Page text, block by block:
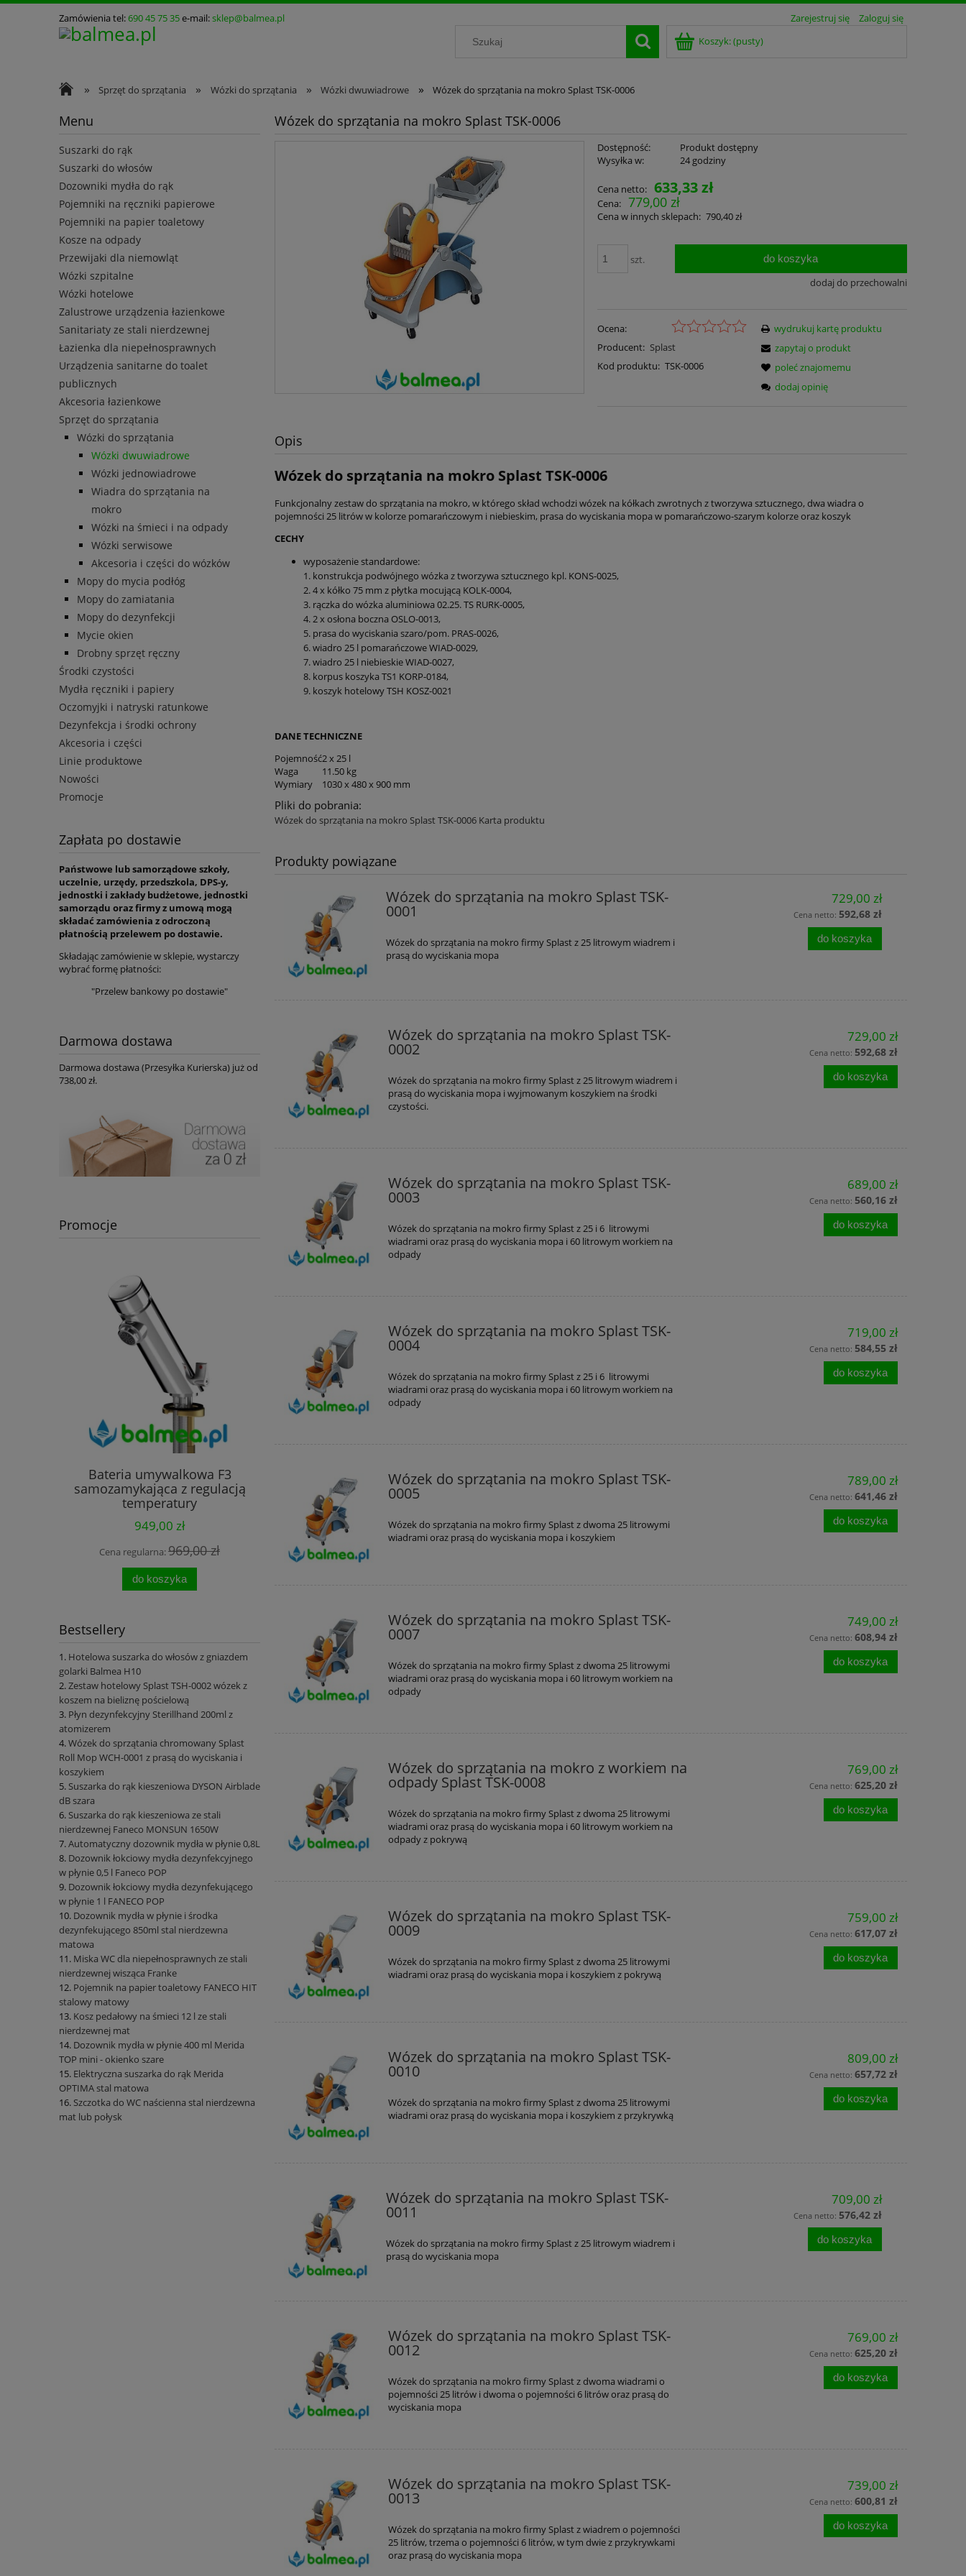
Zarejestruj się Zaloguj się
Zamówienia tel:690 45 75 35e-mail:sklep@balmea.pl
Koszyk:(pusty)
» Sprzęt do sprzątania » Wózki do sprzątania » Wózki dwuwiadrowe » Wózek do sprzątania na mokro Splast TSK-0006
Menu
Suszarki do rąk
Suszarki do włosów
Dozowniki mydła do rąk
Pojemniki na ręczniki papierowe
Pojemniki na papier toaletowy
Kosze na odpady
Przewijaki dla niemowląt
Wózki szpitalne
Wózki hotelowe
Zalustrowe urządzenia łazienkowe
Sanitariaty ze stali nierdzewnej
Łazienka dla niepełnosprawnych
Urządzenia sanitarne do toalet
publicznych
Akcesoria łazienkowe
Sprzęt do sprzątania
Wózki do sprzątania
Wózki dwuwiadrowe
Wózki jednowiadrowe
Wiadra do sprzątania na
mokro
Wózki na śmieci i na odpady
Wózki serwisowe
Akcesoria i części do wózków
Mopy do mycia podłóg
Mopy do zamiatania
Mopy do dezynfekcji
Mycie okien
Drobny sprzęt ręczny
Środki czystości
Mydła ręczniki i papiery
Oczomyjki i natryski ratunkowe
Dezynfekcja i środki ochrony
Akcesoria i części
Linie produktowe
Nowości
Promocje
Zapłata po dostawie
Państwowe lub samorządowe szkoły,
uczelnie, urzędy, przedszkola, DPS-y,
jednostki i zakłady budżetowe, jednostki
samorządu oraz firmy z umową mogą
składać zamówienia z odroczoną
płatnością przelewem po dostawie.
Składając zamówienie w sklepie, wystarczy
wybrać formę płatności:
"Przelew bankowy po dostawie"
Darmowa dostawa
Darmowa dostawa (Przesyłka Kurierska) już od
738,00 zł.
Promocje
Bateria umywalkowa F3
samozamykająca z regulacją
temperatury
949,00 zł
Cena regularna:969,00 zł
do koszyka
Kosz łazienkowy otwarty ze stali
nierdzewnej InoxOne matowy
790,00 zł
Cena regularna:
Elektroniczny dozownik mydła w
płynie 800 ml RODAN ze stali
1 060,00 zł
Kołnierz blatowy do kosza na
odpady InoxOne stal nierdzewna
Dozownik
Bestsellery
Hotelowa suszarka do włosów z gniazdem
golarki Balmea H10
Zestaw hotelowy Splast TSH-0002 wózek z
koszem na bieliznę pościelową
Płyn dezynfekcyjny Sterillhand 200ml z
atomizerem
Wózek do sprzątania chromowany Splast
Roll Mop WCH-0001 z prasą do wyciskania i
koszykiem
Suszarka do rąk kieszeniowa DYSON Airblade
dB szara
Suszarka do rąk kieszeniowa ze stali
nierdzewnej Faneco MONSUN 1650W
Automatyczny dozownik mydła w płynie 0,8L
Dozownik łokciowy mydła dezynfekcyjnego
w płynie 0,5 l Faneco POP
Dozownik łokciowy mydła dezynfekującego
w płynie 1 l FANECO POP
Dozownik mydła w płynie i środka
dezynfekującego 850ml stal nierdzewna
matowa
Miska WC dla niepełnosprawnych ze stali
nierdzewnej wisząca Franke
Pojemnik na papier toaletowy FANECO HIT
stalowy matowy
Kosz pedałowy na śmieci 12 l ze stali
nierdzewnej mat
Dozownik mydła w płynie 400 ml Merida
TOP mini - okienko szare
Elektryczna suszarka do rąk Merida
OPTIMA stal matowa
Szczotka do WC naścienna stal nierdzewna
mat lub połysk
Wózek do sprzątania na mokro Splast TSK-0006
Dostępność:
Produkt dostępny
Wysyłka w:
24 godziny
Cena netto: 633,33 zł
Cena: 779,00 zł
Cena w innych sklepach: 790,40 zł
szt. do koszyka
dodaj do przechowalni
Ocena:
Producent: Splast
Kod produktu: TSK-0006
wydrukuj kartę produktu
zapytaj o produkt
poleć znajomemu
dodaj opinię
Opis
Wózek do sprzątania na mokro Splast TSK-0006
Funkcjonalny zestaw do sprzątania na mokro, w którego skład wchodzi wózek na kółkach zwrotnych z tworzywa sztucznego, dwa wiadra o
pojemności 25 litrów w kolorze pomarańczowym i niebieskim, prasa do wyciskania mopa w pomarańczowo-szarym kolorze oraz koszyk
CECHY
wyposażenie standardowe:
1. konstrukcja podwójnego wózka z tworzywa sztucznego kpl. KONS-0025,
2. 4 x kółko 75 mm z płytka mocującą KOLK-0004,
3. rączka do wózka aluminiowa 02.25. TS RURK-0005,
4. 2 x osłona boczna OSLO-0013,
5. prasa do wyciskania szaro/pom. PRAS-0026,
6. wiadro 25 l pomarańczowe WIAD-0029,
7. wiadro 25 l niebieskie WIAD-0027,
8. korpus koszyka TS1 KORP-0184,
9. koszyk hotelowy TSH KOSZ-0021
DANE TECHNICZNE
Pojemność2 x 25 l
Waga
11.50 kg
Wymiary
1030 x 480 x 900 mm
Pliki do pobrania:
Wózek do sprzątania na mokro Splast TSK-0006 Karta produktu
Produkty powiązane
Wózek do sprzątania na mokro Splast TSK-
0001
Wózek do sprzątania na mokro firmy Splast z 25 litrowym wiadrem i
prasą do wyciskania mopa
729,00 zł
Cena netto: 592,68 zł
do koszyka
Wózek do sprzątania na mokro Splast TSK-
0002
Wózek do sprzątania na mokro firmy Splast z 25 litrowym wiadrem i
prasą do wyciskania mopa i wyjmowanym koszykiem na środki
czystości.
729,00 zł
Cena netto: 592,68 zł
do koszyka
Wózek do sprzątania na mokro Splast TSK-
0003
Wózek do sprzątania na mokro firmy Splast z 25 i 6 litrowymi
wiadrami oraz prasą do wyciskania mopa i 60 litrowym workiem na
odpady
689,00 zł
Cena netto: 560,16 zł
do koszyka
Wózek do sprzątania na mokro Splast TSK-
0004
Wózek do sprzątania na mokro firmy Splast z 25 i 6 litrowymi
wiadrami oraz prasą do wyciskania mopa i 60 litrowym workiem na
odpady
719,00 zł
Cena netto: 584,55 zł
do koszyka
Wózek do sprzątania na mokro Splast TSK-
0005
Wózek do sprzątania na mokro firmy Splast z dwoma 25 litrowymi
wiadrami oraz prasą do wyciskania mopa i koszykiem
789,00 zł
Cena netto: 641,46 zł
do koszyka
Wózek do sprzątania na mokro Splast TSK-
0007
Wózek do sprzątania na mokro firmy Splast z dwoma 25 litrowymi
wiadrami oraz prasą do wyciskania mopa i 60 litrowym workiem na
odpady
749,00 zł
Cena netto: 608,94 zł
do koszyka
Wózek do sprzątania na mokro z workiem na
odpady Splast TSK-0008
Wózek do sprzątania na mokro firmy Splast z dwoma 25 litrowymi
wiadrami oraz prasą do wyciskania mopa i 60 litrowym workiem na
odpady z pokrywą
769,00 zł
Cena netto: 625,20 zł
do koszyka
Wózek do sprzątania na mokro Splast TSK-
0009
Wózek do sprzątania na mokro firmy Splast z dwoma 25 litrowymi
wiadrami oraz prasą do wyciskania mopa i koszykiem z pokrywą
759,00 zł
Cena netto: 617,07 zł
do koszyka
Wózek do sprzątania na mokro Splast TSK-
0010
Wózek do sprzątania na mokro firmy Splast z dwoma 25 litrowymi
wiadrami oraz prasą do wyciskania mopa i koszykiem z przykrywką
809,00 zł
Cena netto: 657,72 zł
do koszyka
Wózek do sprzątania na mokro Splast TSK-
0011
Wózek do sprzątania na mokro firmy Splast z 25 litrowym wiadrem i
prasą do wyciskania mopa
709,00 zł
Cena netto: 576,42 zł
do koszyka
Wózek do sprzątania na mokro Splast TSK-
0012
Wózek do sprzątania na mokro firmy Splast z dwoma wiadrami o
pojemności 25 litrów i dwoma o pojemności 6 litrów oraz prasą do
wyciskania mopa
769,00 zł
Cena netto: 625,20 zł
do koszyka
Wózek do sprzątania na mokro Splast TSK-
0013
Wózek do sprzątania na mokro firmy Splast z wiadrem o pojemności
25 litrów, trzema o pojemności 6 litrów, w tym dwie z przykrywkami
oraz prasą do wyciskania mopa
739,00 zł
Cena netto: 600,81 zł
do koszyka